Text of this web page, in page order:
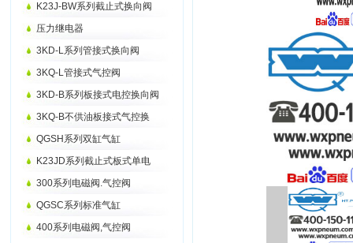
K23J-BW系列截止式换向阀
压力继电器
3KD-L系列管接式换向阀
3KQ-L管接式气控阀
3KD-B系列板接式电控换向阀
3KQ-B不供油板接式气控换
QGSH系列双缸气缸
K23JD系列截止式板式单电
300系列电磁阀.气控阀
QGSC系列标准气缸
400系列电磁阀,气控阀